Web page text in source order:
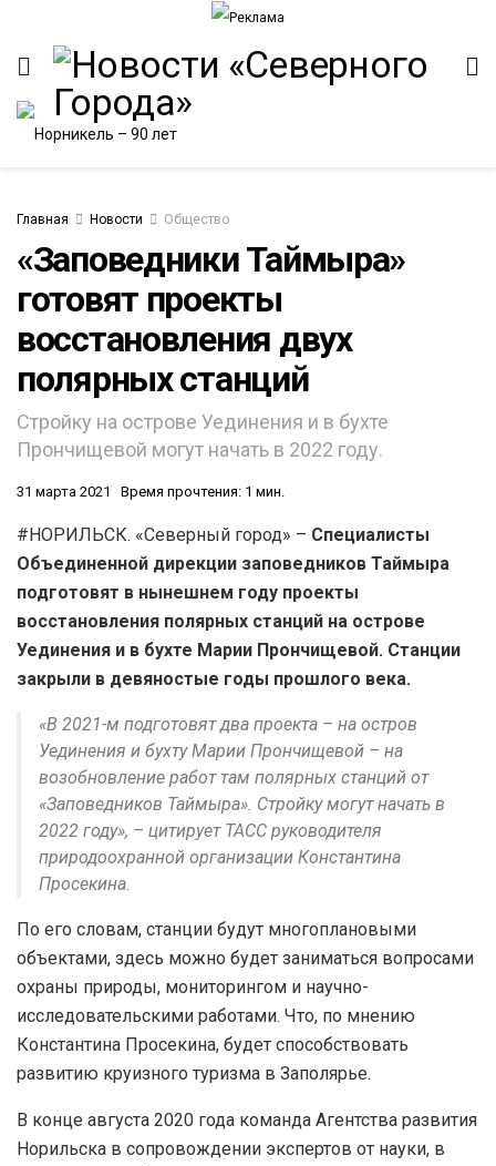
Главная Новости Общество
«Заповедники Таймыра»
готовят проекты
восстановления двух
полярных станций
Стройку на острове Уединения и в бухте
Прончищевой могут начать в 2022 году.
31 марта 2021 Время прочтения: 1 мин.
#НОРИЛЬСК. «Северный город» – Специалисты
Объединенной дирекции заповедников Таймыра
подготовят в нынешнем году проекты
восстановления полярных станций на острове
Уединения и в бухте Марии Прончищевой. Станции
закрыли в девяностые годы прошлого века.
«В 2021-м подготовят два проекта – на остров
Уединения и бухту Марии Прончищевой – на
возобновление работ там полярных станций от
«Заповедников Таймыра». Стройку могут начать в
2022 году», – цитирует ТАСС руководителя
природоохранной организации Константина
Просекина.
По его словам, станции будут многоплановыми
объектами, здесь можно будет заниматься вопросами
охраны природы, мониторингом и научно-
исследовательскими работами. Что, по мнению
Константина Просекина, будет способствовать
развитию круизного туризма в Заполярье.
В конце августа 2020 года команда Агентства развития
Норильска в сопровождении экспертов от науки, в